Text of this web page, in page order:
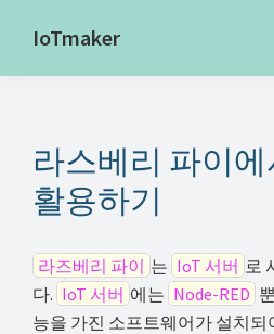
main
IoTmaker
터
넷
에
대
한
모
라스베리 파이에
활용하기
라즈베리 파이 는 IoT 서버 로
다. IoT 서버 에는 Node-RED
능을 가진 소프트웨어가 설치되